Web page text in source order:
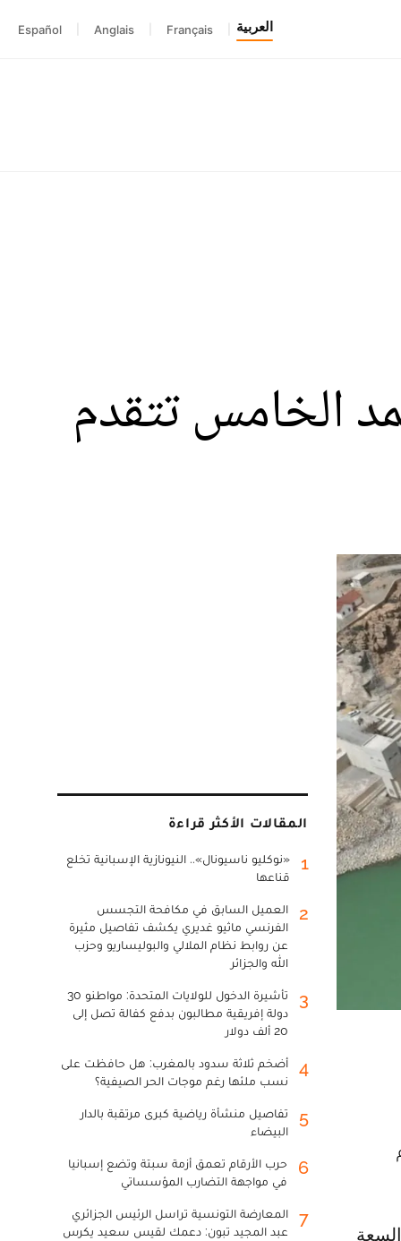
العربية Français
Anglais
Español
الخامس تتقدم
المقالات الأكثر قراءة
1
«نوكليو ناسيونال».. النيونازية الإسبانية تخلع
قناعها
2
العميل السابق في مكافحة التجسس
الفرنسي ماثيو غديري يكشف تفاصيل مثيرة
عن روابط نظام الملالي والبوليساريو وحزب
الله والجزائر
3
تأشيرة الدخول للولايات المتحدة: مواطنو 30
دولة إفريقية مطالبون بدفع كفالة تصل إلى
20 ألف دولار
4
أضخم ثلاثة سدود بالمغرب: هل حافظت على
نسب ملئها رغم موجات الحر الصيفية؟
5
تفاصيل منشأة رياضية كبرى مرتقبة بالدار
البيضاء
6
حرب الأرقام تعمق أزمة سبتة وتضع إسبانيا
في مواجهة التضارب المؤسساتي
7
المعارضة التونسية تراسل الرئيس الجزائري
عبد المجيد تبون: دعمك لقيس سعيد يكرس